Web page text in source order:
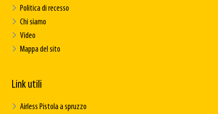
Politica di recesso
Chi siamo
Video
Mappa del sito
Link utili
Airless Pistola a spruzzo